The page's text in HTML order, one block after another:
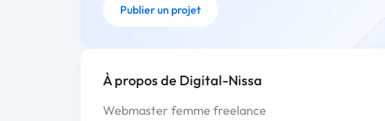
Publier un projet
À propos de Digital-Nissa
Webmaster femme freelance